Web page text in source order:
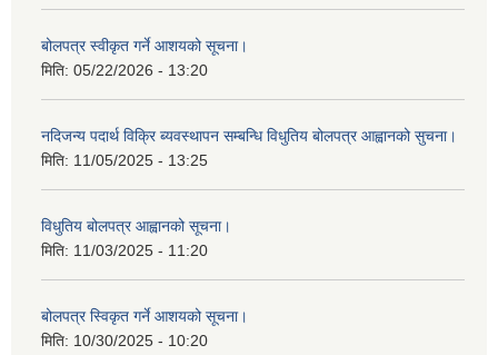
बोलपत्र स्वीकृत गर्ने आशयको सूचना।
मिति: 05/22/2026 - 13:20
नदिजन्य पदार्थ विक्रि ब्यवस्थापन सम्बन्धि विधुतिय बोलपत्र आह्वानको सुचना।
मिति: 11/05/2025 - 13:25
विधुतिय बोलपत्र आह्वानको सूचना।
मिति: 11/03/2025 - 11:20
बोलपत्र स्विकृत गर्ने आशयको सूचना।
मिति: 10/30/2025 - 10:20